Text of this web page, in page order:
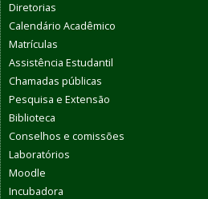
Diretorias
Calendário Acadêmico
Matrículas
Assistência Estudantil
Chamadas públicas
Pesquisa e Extensão
Biblioteca
Conselhos e comissões
Laboratórios
Moodle
Incubadora